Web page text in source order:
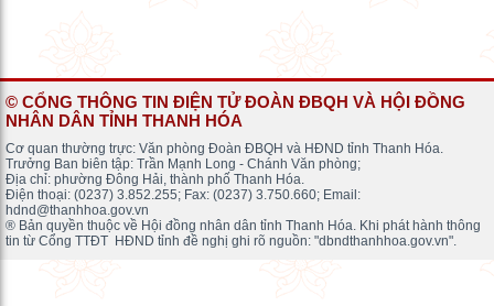
© CỔNG THÔNG TIN ĐIỆN TỬ ĐOÀN ĐBQH VÀ HỘI ĐỒNG
NHÂN DÂN TỈNH THANH HÓA
Cơ quan thường trực: Văn phòng Đoàn ĐBQH và HĐND tỉnh Thanh Hóa.
Trưởng Ban biên tập: Trần Mạnh Long - Chánh Văn phòng;
Địa chỉ: phường Đông Hải, thành phố Thanh Hóa.
Điện thoại: (0237) 3.852.255; Fax: (0237) 3.750.660; Email:
hdnd@thanhhoa.gov.vn
® Bản quyền thuộc về Hội đồng nhân dân tỉnh Thanh Hóa. Khi phát hành thông
tin từ Cổng TTĐT HĐND tỉnh đề nghị ghi rõ nguồn: "dbndthanhhoa.gov.vn".